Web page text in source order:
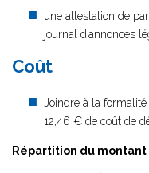
une attestation de
journal d’annonces
Coût
Joindre à la
12,46 € de coût de
Répartition du